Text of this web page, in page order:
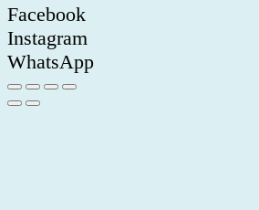
Facebook
Instagram
WhatsApp